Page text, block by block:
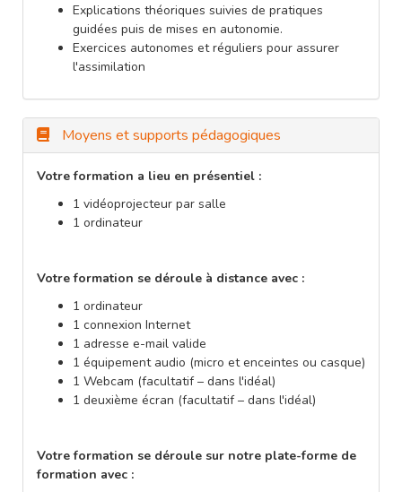
Explications théoriques suivies de pratiques
guidées puis de mises en autonomie.
Exercices autonomes et réguliers pour assurer
l'assimilation
Moyens et supports pédagogiques
Votre formation a lieu en présentiel :
1 vidéoprojecteur par salle
1 ordinateur
Votre formation se déroule à distance avec :
1 ordinateur
1 connexion Internet
1 adresse e-mail valide
1 équipement audio (micro et enceintes ou casque)
1 Webcam (facultatif – dans l'idéal)
1 deuxième écran (facultatif – dans l'idéal)
Votre formation se déroule sur notre plate-forme de
formation avec :